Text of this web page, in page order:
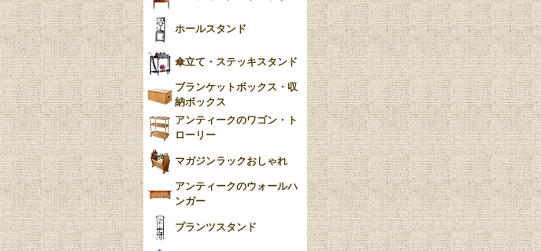
ホールスタンド
傘立て・ステッキスタンド
ブランケットボックス・収
納ボックス
アンティークのワゴン・ト
ローリー
マガジンラックおしゃれ
アンティークのウォールハ
ンガー
プランツスタンド